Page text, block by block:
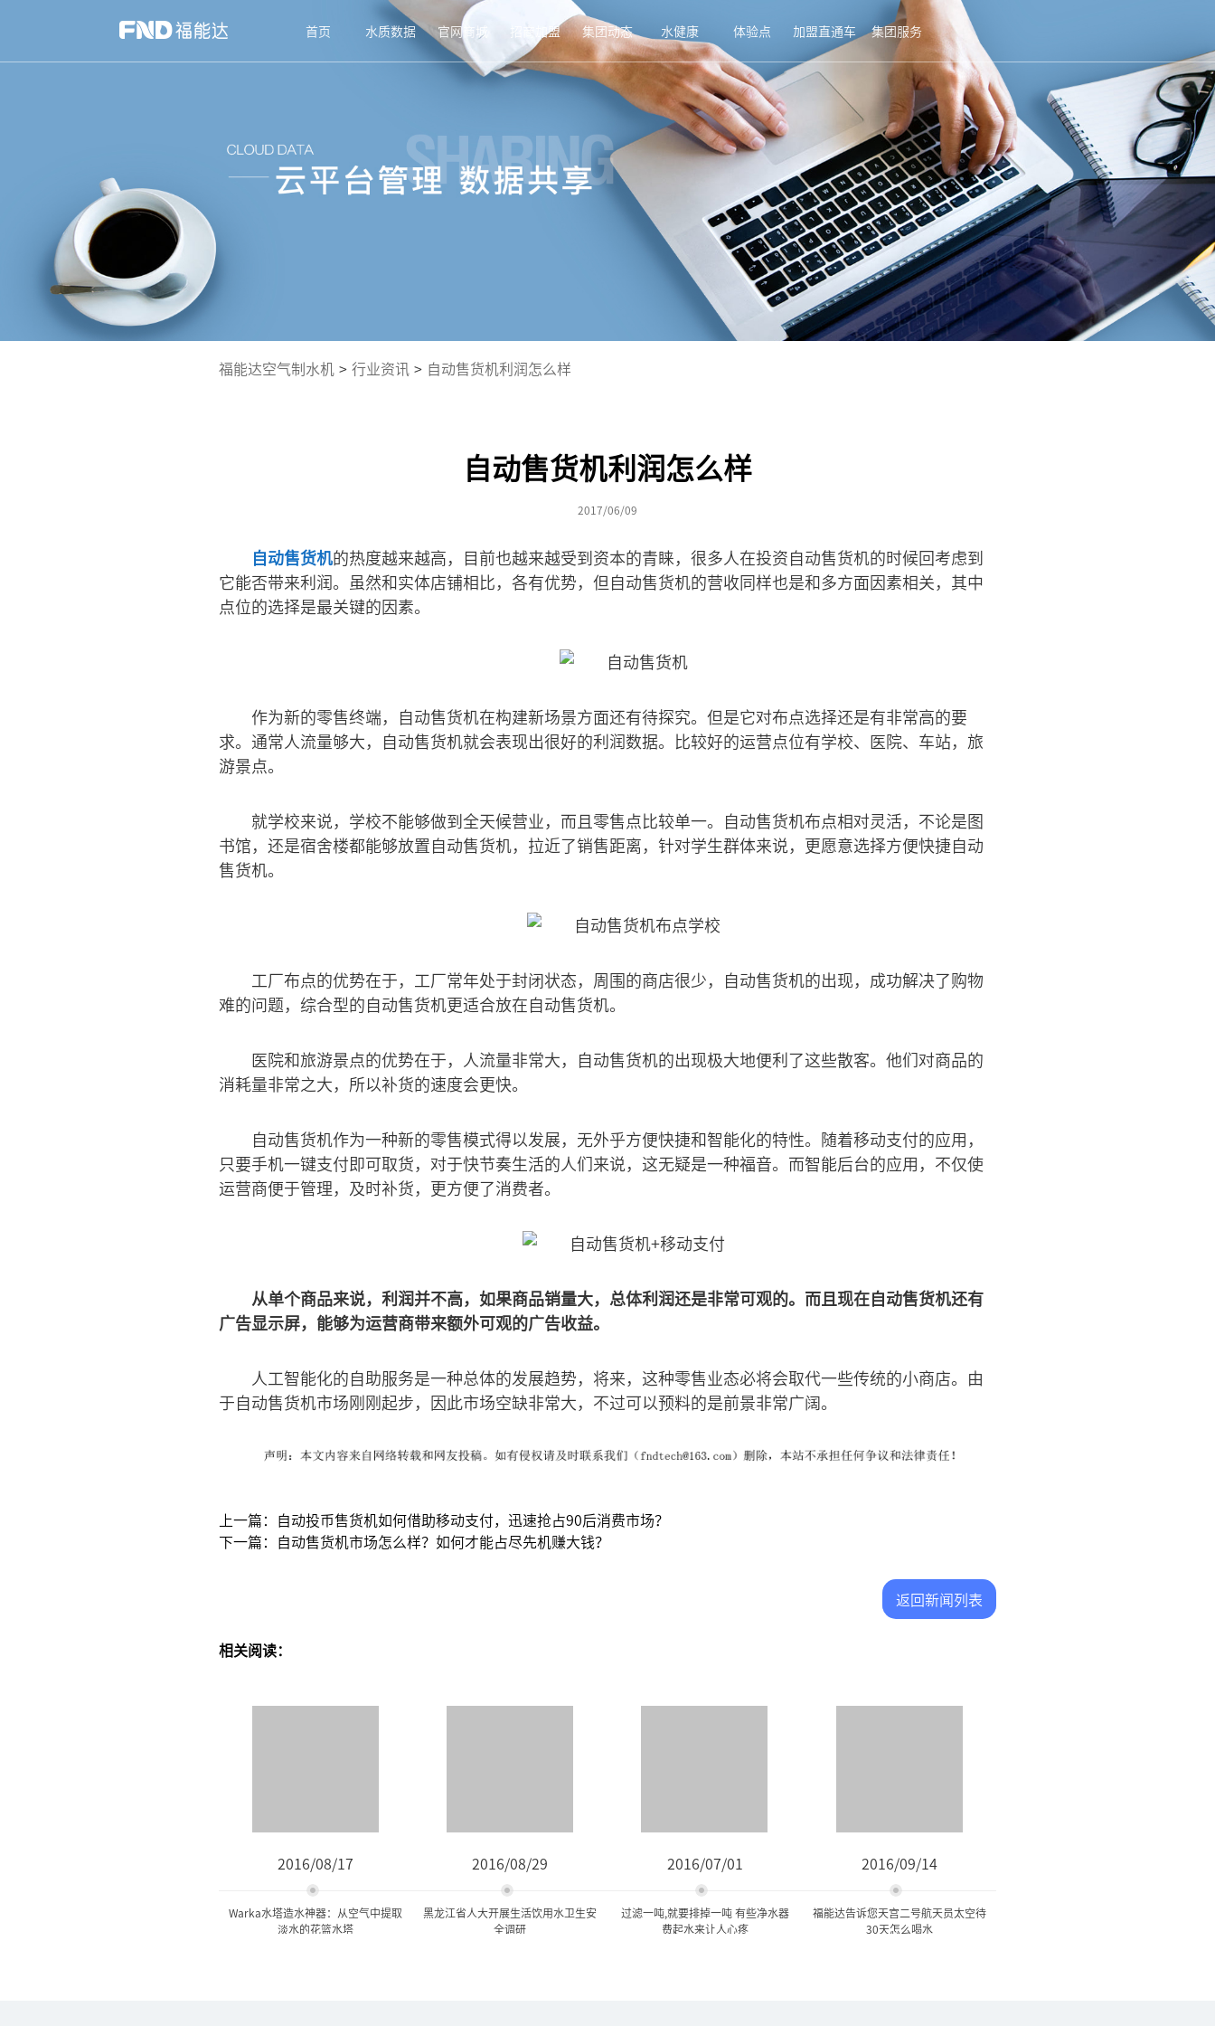
首页 水质数据 官网商城 招商加盟 集团动态 水健康 体验点 加盟直通车 集团服务
福能达空气制水机 > 行业资讯 > 自动售货机利润怎么样
自动售货机利润怎么样
2017/06/09
自动售货机的热度越来越高，目前也越来越受到资本的青睐，很多人在投资自动售货机的时候回考虑到
它能否带来利润。虽然和实体店铺相比，各有优势，但自动售货机的营收同样也是和多方面因素相关，其中
点位的选择是最关键的因素。
作为新的零售终端，自动售货机在构建新场景方面还有待探究。但是它对布点选择还是有非常高的要
求。通常人流量够大，自动售货机就会表现出很好的利润数据。比较好的运营点位有学校、医院、车站，旅
游景点。
就学校来说，学校不能够做到全天候营业，而且零售点比较单一。自动售货机布点相对灵活，不论是图
书馆，还是宿舍楼都能够放置自动售货机，拉近了销售距离，针对学生群体来说，更愿意选择方便快捷自动
售货机。
工厂布点的优势在于，工厂常年处于封闭状态，周围的商店很少，自动售货机的出现，成功解决了购物
难的问题，综合型的自动售货机更适合放在自动售货机。
医院和旅游景点的优势在于，人流量非常大，自动售货机的出现极大地便利了这些散客。他们对商品的
消耗量非常之大，所以补货的速度会更快。
自动售货机作为一种新的零售模式得以发展，无外乎方便快捷和智能化的特性。随着移动支付的应用，
只要手机一键支付即可取货，对于快节奏生活的人们来说，这无疑是一种福音。而智能后台的应用，不仅使
运营商便于管理，及时补货，更方便了消费者。
从单个商品来说，利润并不高，如果商品销量大，总体利润还是非常可观的。而且现在自动售货机还有
广告显示屏，能够为运营商带来额外可观的广告收益。
人工智能化的自助服务是一种总体的发展趋势，将来，这种零售业态必将会取代一些传统的小商店。由
于自动售货机市场刚刚起步，因此市场空缺非常大，不过可以预料的是前景非常广阔。
上一篇：自动投币售货机如何借助移动支付，迅速抢占90后消费市场？
下一篇：自动售货机市场怎么样？如何才能占尽先机赚大钱？
返回新闻列表
相关阅读：
2016/08/17
Warka水塔造水神器：从空气中提取
淡水的花篮水塔
2016/08/29
黑龙江省人大开展生活饮用水卫生安
全调研
2016/07/01
过滤一吨,就要排掉一吨 有些净水器
费起水来让人心疼
2016/09/14
福能达告诉您天宫二号航天员太空待
30天怎么喝水